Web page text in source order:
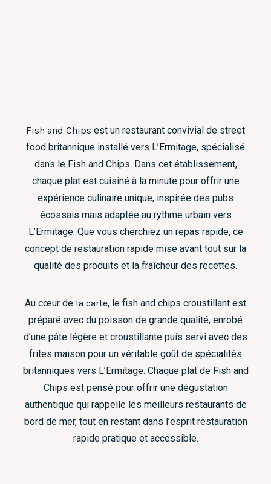
Fish and Chips est un restaurant convivial de street
food britannique installé vers L’Ermitage, spécialisé
dans le Fish and Chips. Dans cet établissement,
chaque plat est cuisiné à la minute pour offrir une
expérience culinaire unique, inspirée des pubs
écossais mais adaptée au rythme urbain vers
L’Ermitage. Que vous cherchiez un repas rapide, ce
concept de restauration rapide mise avant tout sur la
qualité des produits et la fraîcheur des recettes.
Au cœur de la carte, le fish and chips croustillant est
préparé avec du poisson de grande qualité, enrobé
d’une pâte légère et croustillante puis servi avec des
frites maison pour un véritable goût de spécialités
britanniques vers L’Ermitage. Chaque plat de Fish and
Chips est pensé pour offrir une dégustation
authentique qui rappelle les meilleurs restaurants de
bord de mer, tout en restant dans l’esprit restauration
rapide pratique et accessible.